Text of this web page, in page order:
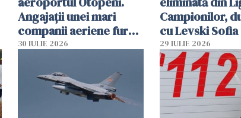
Angajații unei mari
companii aeriene furau
parfumuri, ceasuri și
vânzării
30 IULIE 2026
Campionilor,
cu Levski Sofia
29 IULIE 2026